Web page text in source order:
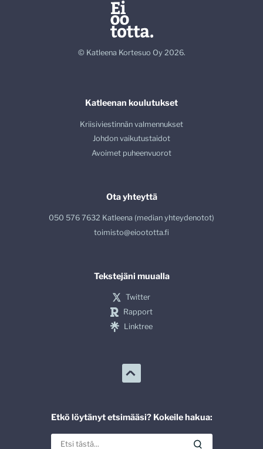
© Katleena Kortesuo Oy 2026.
Katleenan koulutukset
Kriisiviestinnän valmennukset
Johdon vaikutustaidot
Avoimet puheenvuorot
Ota yhteyttä
050 576 7632 Katleena (median yhteydenotot)
toimisto@eioototta.fi
Tekstejäni muualla
Twitter
Rapport
Linktree
Etkö löytänyt etsimääsi? Kokeile hakua: